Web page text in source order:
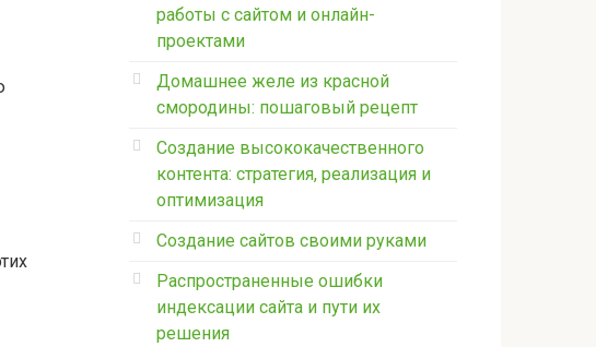
работы с сайтом и онлайн-
проектами
Домашнее желе из красной
смородины: пошаговый рецепт
Создание высококачественного
контента: стратегия, реализация и
оптимизация
Создание сайтов своими руками
Распространенные ошибки
индексации сайта и пути их
решения